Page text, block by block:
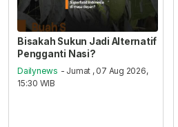
Bisakah Sukun Jadi Alternatif
Pengganti Nasi?
Dailynews - Jumat , 07 Aug 2026,
15:30 WIB